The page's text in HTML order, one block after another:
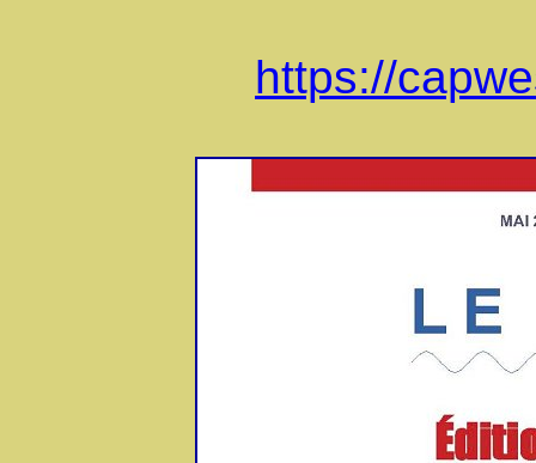
https://